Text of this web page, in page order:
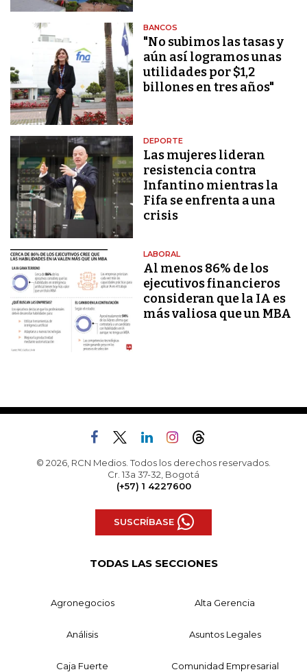
BANCOS
"No subimos las tasas y
aún así logramos unas
utilidades por $1,2
billones en tres años"
DEPORTE
Las mujeres lideran
resistencia contra
Infantino mientras la
Fifa se enfrenta a una
crisis
LABORAL
Al menos 86% de los
ejecutivos financieros
consideran que la IA es
más valiosa que un MBA
© 2026, RCN Medios. Todos los derechos reservados.
Cr. 13a 37-32, Bogotá
(+57) 1 4227600
SUSCRÍBASE
TODAS LAS SECCIONES
Agronegocios Alta Gerencia
Análisis Asuntos Legales
Caja Fuerte Comunidad Empresarial